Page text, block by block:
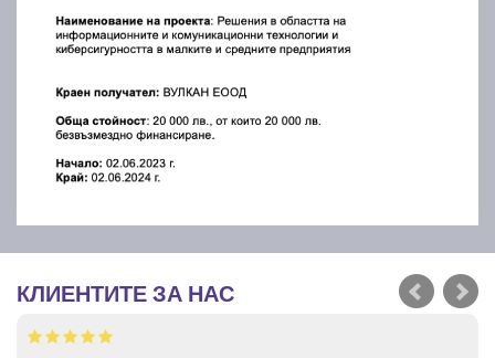
КЛИЕНТИТЕ ЗА НАС